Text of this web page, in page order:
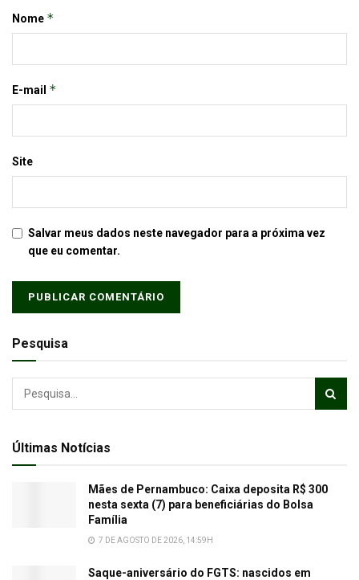
Nome *
E-mail *
Site
Salvar meus dados neste navegador para a próxima vez
que eu comentar.
Pesquisa
Últimas Notícias
Mães de Pernambuco: Caixa deposita R$ 300
nesta sexta (7) para beneficiárias do Bolsa
Família
7 DE AGOSTO DE 2026, 14:59H
Saque-aniversário do FGTS: nascidos em